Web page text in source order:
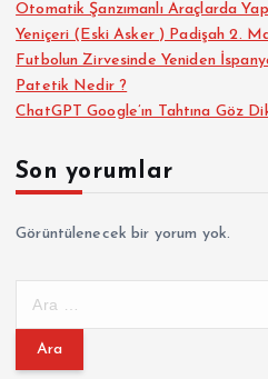
Otomatik Şanzımanlı Araçlarda
Yeniçeri (Eski Asker ) Padişah 2.
Futbolun Zirvesinde Yeniden
Patetik Nedir ?
ChatGPT Google’ın Tahtına Göz
Son yorumlar
Görüntülenecek bir yorum yok.
m